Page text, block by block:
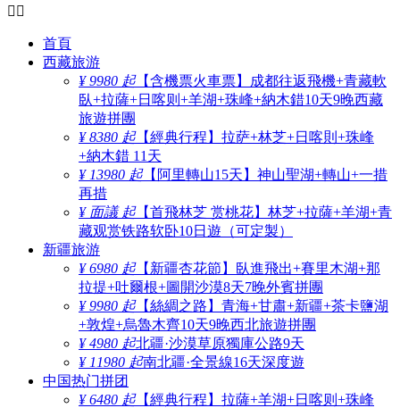
 
首頁
西藏旅游
¥ 9980 起【含機票火車票】成都往返飛機+青藏軟
臥+拉薩+日喀则+羊湖+珠峰+納木錯10天9晚西藏
旅遊拼團
¥ 8380 起【經典行程】拉萨+林芝+日喀則+珠峰
+納木錯 11天
¥ 13980 起【阿里轉山15天】神山聖湖+轉山+一措
再措
¥ 面議 起【首飛林芝 赏桃花】林芝+拉薩+羊湖+青
藏观赏铁路软卧10日遊（可定製）
新疆旅游
¥ 6980 起【新疆杏花節】臥進飛出+賽里木湖+那
拉提+吐爾根+圖開沙漠8天7晚外賓拼團
¥ 9980 起【絲綢之路】青海+甘肅+新疆+茶卡鹽湖
+敦煌+烏魯木齊10天9晚西北旅遊拼團
¥ 4980 起北疆·沙漠草原獨庫公路9天
¥ 11980 起南北疆·全景線16天深度遊
中国热门拼团
¥ 6480 起【經典行程】拉薩+羊湖+日喀则+珠峰